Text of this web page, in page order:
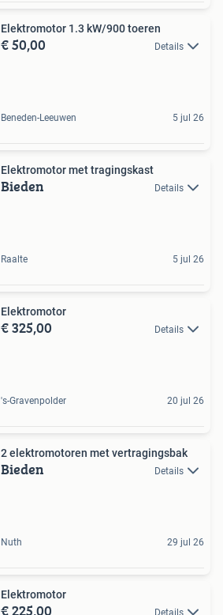
Elektromotor 1.3 kW/900 toeren
€ 50,00 Details
Beneden-Leeuwen 5 jul 26
Elektromotor met tragingskast
Bieden Details
Raalte 5 jul 26
Elektromotor
€ 325,00 Details
's-Gravenpolder 20 jul 26
2 elektromotoren met vertragingsbak
Bieden Details
Nuth 29 jul 26
Elektromotor
€ 225,00 Details